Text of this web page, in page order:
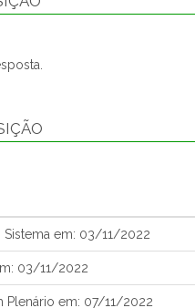
Sistema em: 03/11/2022
03/11/2022
Plenário em: 07/11/2022